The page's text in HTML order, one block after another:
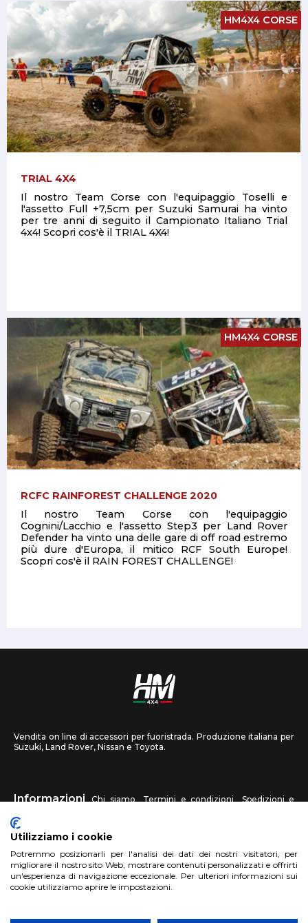
HM4X4 CORSE
TRIAL 4X4
Il nostro Team Corse con l'equipaggio Toselli e
l'assetto Full +7,5cm per Suzuki Samurai ha vinto
per tre anni di seguito il Campionato Italiano Trial
4x4! Scopri cos'è il TRIAL 4X4!
HM4X4 CORSE
RCFC RAINFOREST CHALLENGE 2020
Il nostro Team Corse con l'equipaggio
Cognini/Lacchio e l'assetto Step3 per Land Rover
Defender ha vinto una delle gare di off road estremo
più dure d'Europa, il mitico RCF South Europe!
Scopri cos'è il RAIN FOREST CHALLENGE!
Vendita on line di accessori per fuoristrada. Produzione italiana per
Suzuki, Land Rover, Nissan e Toyota.
Informazioni Chi siamo Termini e condizioni
Spedizioni e
recessi
HM4X4 FAQ Centri assistenza Invia una foto
Account Registrati Accedi
Utilizziamo i cookie
Potremmo posizionarli per l'analisi dei dati dei nostri visitatori, per
migliorare il nostro sito Web, mostrare contenuti personalizzati e offrirti
un'esperienza di navigazione eccezionale. Per ulteriori informazioni sui
cookie utilizziamo aprire le impostazioni.